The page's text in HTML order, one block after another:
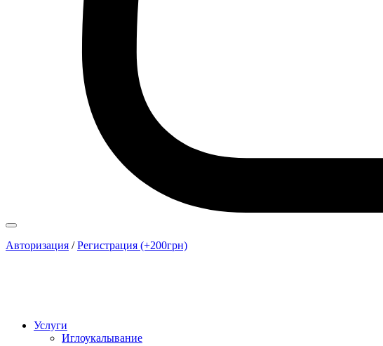
Авторизация /Регистрация (+200грн)
Услуги
Иглоукалывание